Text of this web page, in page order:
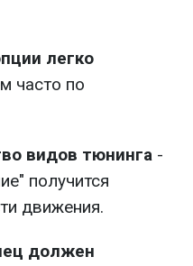
легко
часто по
видов тюнинга -
получится
движения.
должен